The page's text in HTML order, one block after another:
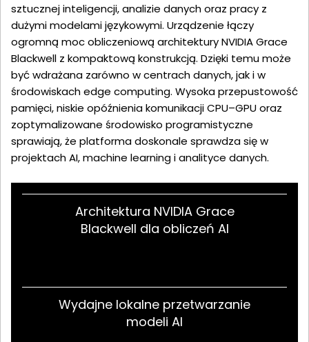
sztucznej inteligencji, analizie danych oraz pracy z
dużymi modelami językowymi. Urządzenie łączy
ogromną moc obliczeniową architektury NVIDIA Grace
Blackwell z kompaktową konstrukcją. Dzięki temu może
być wdrażana zarówno w centrach danych, jak i w
środowiskach edge computing. Wysoka przepustowość
pamięci, niskie opóźnienia komunikacji CPU–GPU oraz
zoptymalizowane środowisko programistyczne
sprawiają, że platforma doskonale sprawdza się w
projektach AI, machine learning i analityce danych.
Architektura NVIDIA Grace
Blackwell dla obliczeń AI
Wydajne lokalne przetwarzanie
modeli AI